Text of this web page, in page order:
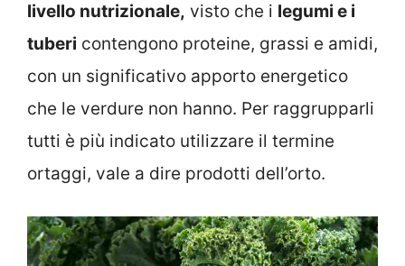
livello nutrizionale, visto che i legumi e i
tuberi contengono proteine, grassi e amidi,
con un significativo apporto energetico
che le verdure non hanno. Per raggrupparli
tutti è più indicato utilizzare il termine
ortaggi, vale a dire prodotti dell’orto.